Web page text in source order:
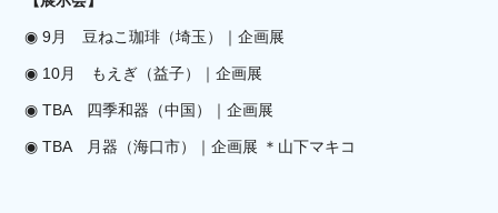
◉ 9月 豆ねこ珈琲（埼玉）｜企画展
◉ 10月 もえぎ（益子）｜企画展
◉ TBA 四季和器（中国） ｜企画展
◉ TBA 月器（海口市） ｜企画展 ＊山下マキコ